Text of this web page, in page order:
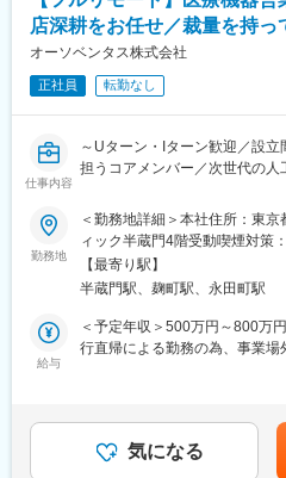
の品質を高め、お客様にご提案
安心を獲得いただきます。
■転勤について：
※突発的に発生することはござ
研修センターがあり、機械を
る研修や、実際にコールセン
していただくための研修もご
OJTもじっくり行っており、1
ます。未経験の方でも安心し
実した研修制度をご用意してい
当番制（自宅待機）を取り入れ
発生した場合、代休を取得い
店深耕をお任せ／裁量を持
オーソベンタス株式会社
正社員 転勤なし
仕事内容
～Uターン・Iターン歓迎／設
担うコアメンバー／次世代の
■業務内容：
人工関節等の輸入販売を行う
九州エリアの主に整形外科ド
および代理店（ディーラー）へ
■具体的には：
◇学会や勉強会を通じた、日本
ィードバック
高い開発力を背景に、日本の
勤務地
＜勤務地詳細＞本社住所：東
ィック半蔵門4階受動喫煙対策
定める事業所（リモートワーク
【最寄り駅】
半蔵門駅、麹町駅、永田町駅
給与
＜予定年収＞500万円～800万
行直帰による勤務の為、事業
通じて上下する可能性があり
表記です。気になる